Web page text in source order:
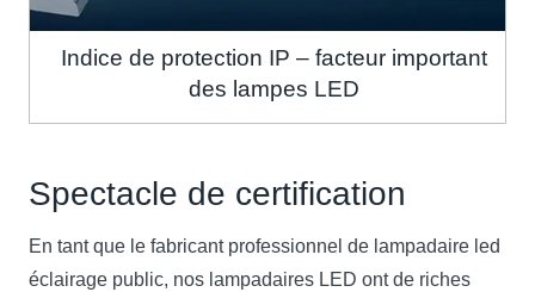
Indice de protection IP – facteur important
des lampes LED
Spectacle de certification
En tant que le fabricant professionnel de lampadaire led
éclairage public, nos lampadaires LED ont de riches